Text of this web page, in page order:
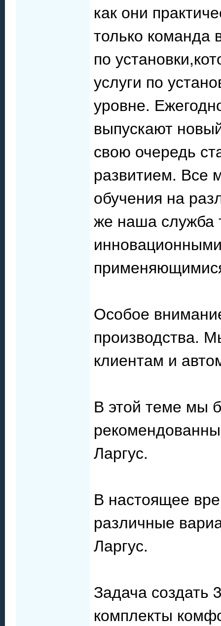
как они
только команда
по
услуги по
уровне.
выпускают
свою очередь
развитием. Все
обучения на
же наша служба
Особое
производства.
клиентам и
В этой теме мы
Ларгус.
В настоящее
различные
Ларгус.
Задача создать
комплекты